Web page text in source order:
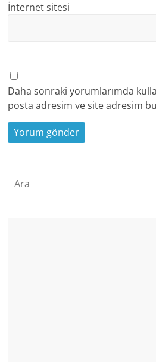
İnternet sitesi
Daha sonraki yorumlarımda
posta adresim ve site adresim